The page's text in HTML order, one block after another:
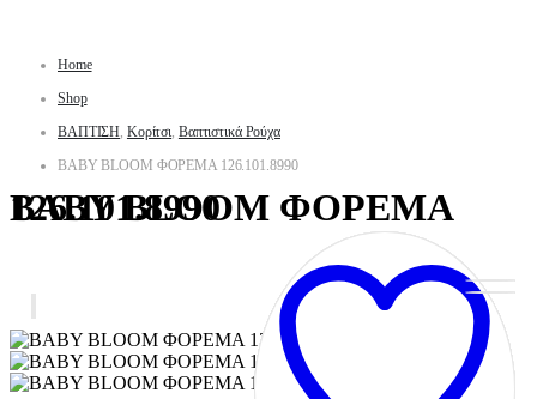
Home
Shop
ΒΑΠΤΙΣΗ, Κορίτσι, Βαπτιστικά Ρούχα
BABY BLOOM ΦΟΡΕΜΑ 126.101.8990
BABY BLOOM ΦΟΡΕΜΑ 126.101.8990